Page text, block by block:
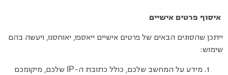
איסוף פרטים אישיים
ייתכן שהסוגים הבאים של פרטים אישיים ייאספו, יאוחסנו, ויעשה בהם
שימוש:
מידע על המחשב שלכם, כולל כתובת ה-IP שלכם, מיקומכם